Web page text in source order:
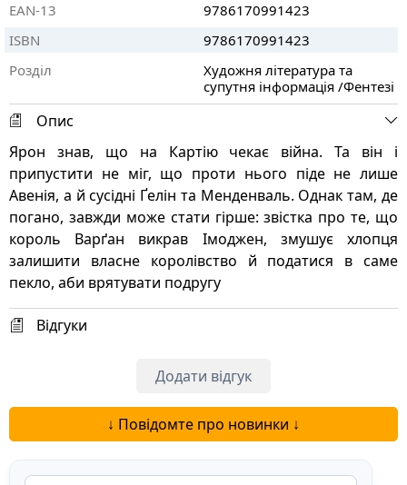
EAN-13
9786170991423
ISBN
9786170991423
Розділ
Художня література та
супутня інформація /Фентезі
Опис
Ярон знав, що на Картію чекає війна. Та він і
припустити не міг, що проти нього піде не лише
Авенія, а й сусідні Ґелін та Менденваль. Однак там, де
погано, завжди може стати гірше: звістка про те, що
король Варґан викрав Імоджен, змушує хлопця
залишити власне королівство й податися в саме
пекло, аби врятувати подругу
Відгуки
Додати відгук
↓ Повідомте про новинки ↓